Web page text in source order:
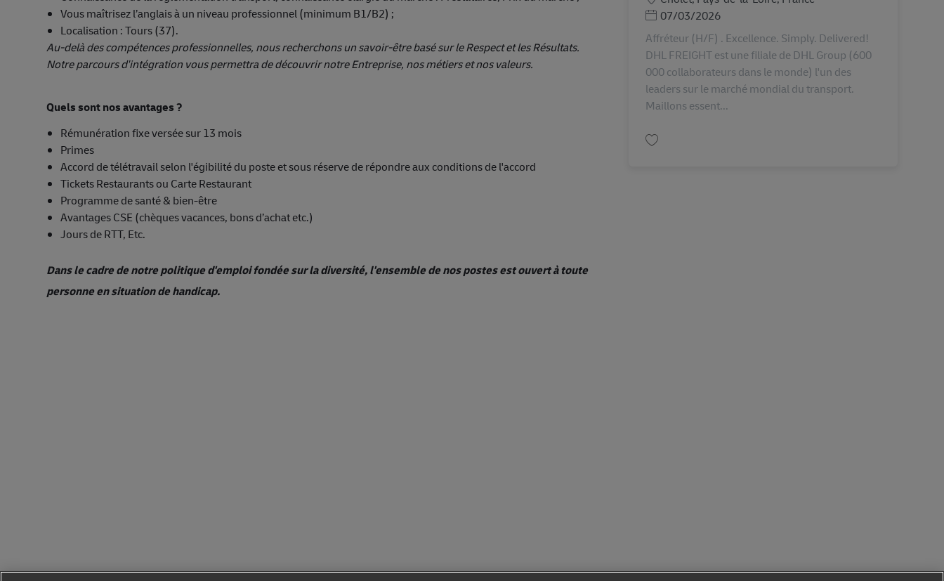
Vous maîtrisez l’anglais à un niveau professionnel (minimum B1/B2) ;
Localisation : Tours (37).
Au-delà des compétences professionnelles, nous recherchons un savoir-être basé sur le Respect et les Résultats.
Notre parcours d'intégration vous permettra de découvrir notre Entreprise, nos métiers et nos valeurs.
Quels sont nos avantages ?
Rémunération fixe versée sur 13 mois
Primes
Accord de télétravail selon l'égibilité du poste et sous réserve de répondre aux conditions de l'accord
Tickets Restaurants ou Carte Restaurant
Programme de santé & bien-être
Avantages CSE (chèques vacances, bons d’achat etc.)
Jours de RTT, Etc.
Dans le cadre de notre politique d'emploi fondée sur la diversité, l'ensemble de nos postes est ouvert à toute
personne en situation de handicap.
Posted Date
07/03/2026
Affréteur (H/F) . Excellence. Simply. Delivered!
DHL FREIGHT est une filiale de DHL Group (600
000 collaborateurs dans le monde) l'un des
leaders sur le marché mondial du transport.
Maillons essent...